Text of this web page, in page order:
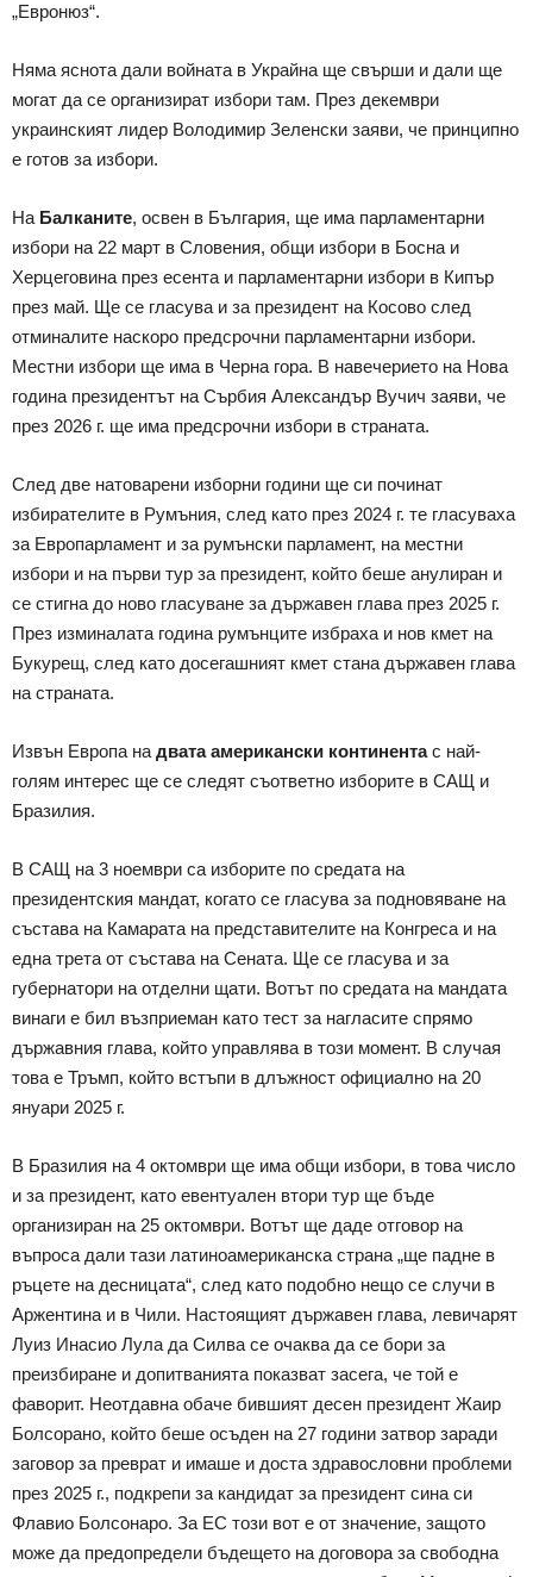
„Евронюз“.
Няма яснота дали войната в Украйна ще свърши и дали ще
могат да се организират избори там. През декември
украинският лидер Володимир Зеленски заяви, че принципно
е готов за избори.
На Балканите, освен в България, ще има парламентарни
избори на 22 март в Словения, общи избори в Босна и
Херцеговина през есента и парламентарни избори в Кипър
през май. Ще се гласува и за президент на Косово след
отминалите наскоро предсрочни парламентарни избори.
Местни избори ще има в Черна гора. В навечерието на Нова
година президентът на Сърбия Александър Вучич заяви, че
през 2026 г. ще има предсрочни избори в страната.
След две натоварени изборни години ще си починат
избирателите в Румъния, след като през 2024 г. те гласуваха
за Европарламент и за румънски парламент, на местни
избори и на първи тур за президент, който беше анулиран и
се стигна до ново гласуване за държавен глава през 2025 г.
През изминалата година румънците избраха и нов кмет на
Букурещ, след като досегашният кмет стана държавен глава
на страната.
Извън Европа на двата американски континентас най-
голям интерес ще се следят съответно изборите в САЩ и
Бразилия.
В САЩ на 3 ноември са изборите по средата на
президентския мандат, когато се гласува за подновяване на
състава на Камарата на представителите на Конгреса и на
една трета от състава на Сената. Ще се гласува и за
губернатори на отделни щати. Вотът по средата на мандата
винаги е бил възприеман като тест за нагласите спрямо
държавния глава, който управлява в този момент. В случая
това е Тръмп, който встъпи в длъжност официално на 20
януари 2025 г.
В Бразилия на 4 октомври ще има общи избори, в това число
и за президент, като евентуален втори тур ще бъде
организиран на 25 октомври. Вотът ще даде отговор на
въпроса дали тази латиноамериканска страна „ще падне в
ръцете на десницата“, след като подобно нещо се случи в
Аржентина и в Чили. Настоящият държавен глава, левичарят
Луиз Инасио Лула да Силва се очаква да се бори за
преизбиране и допитванията показват засега, че той е
фаворит. Неотдавна обаче бившият десен президент Жаир
Болсорано, който беше осъден на 27 години затвор заради
заговор за преврат и имаше и доста здравословни проблеми
през 2025 г., подкрепи за кандидат за президент сина си
Флавио Болсонаро. За ЕС този вот е от значение, защото
може да предопредели бъдещето на договора за свободна